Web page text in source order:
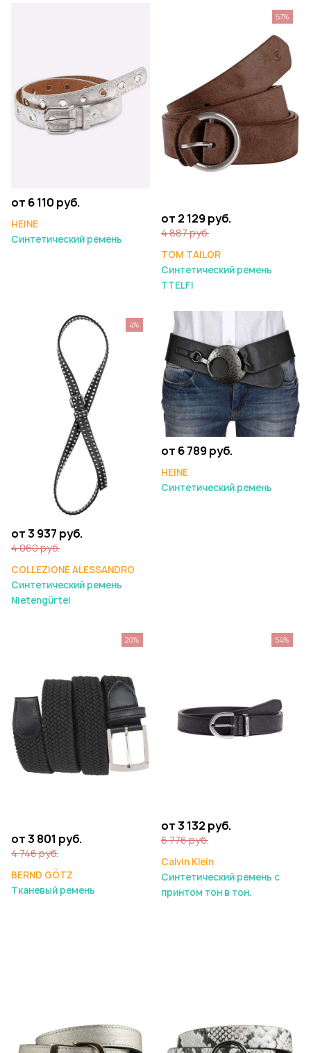
от 6 110 руб.
HEINE
Синтетический ремень
от 2 129 руб.
4 887 руб.
TOM TAILOR
Синтетический ремень
TTELFI
57%
от 3 937 руб.
4 060 руб.
COLLEZIONE ALESSANDRO
Синтетический ремень
Nietengürtel
4%
от 6 789 руб.
HEINE
Синтетический ремень
от 3 801 руб.
4 746 руб.
BERND GÖTZ
Тканевый ремень
20%
от 3 132 руб.
6 776 руб.
Calvin Klein
Синтетический ремень с
принтом тон в тон.
54%